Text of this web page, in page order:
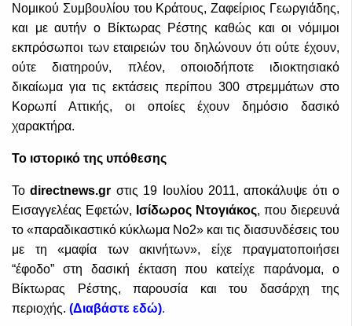
Νομικού Συμβουλίου του Κράτους, Ζαφείριος Γεωργιάδης,
και με αυτήν ο Βίκτωρας Ρέστης καθώς και οι νόμιμοι
εκπρόσωποι των εταιρειών του δηλώνουν ότι ούτε έχουν,
ούτε διατηρούν, πλέον, οποιοδήποτε ιδιοκτησιακό
δικαίωμα για τις εκτάσεις περίπου 300 στρεμμάτων στο
Κορωπί Αττικής, οι οποίες έχουν δημόσιο δασικό
χαρακτήρα.
Το ιστορικό της υπόθεσης
Τοdirectnews.gr στις 19 Ιουλίου 2011, αποκάλυψε ότι ο
Εισαγγελέας Εφετών, Ισίδωρος Ντογιάκος, που διερευνά
το «παραδικαστικό κύκλωμα Νο2» και τις διασυνδέσεις του
με τη «μαφία των ακινήτων», είχε πραγματοποιήσει
“έφοδο” στη δασική έκταση που κατείχε παράνομα, ο
Βίκτωρας Ρέστης, παρουσία και του δασάρχη της
περιοχής. (Διαβάστε εδώ).